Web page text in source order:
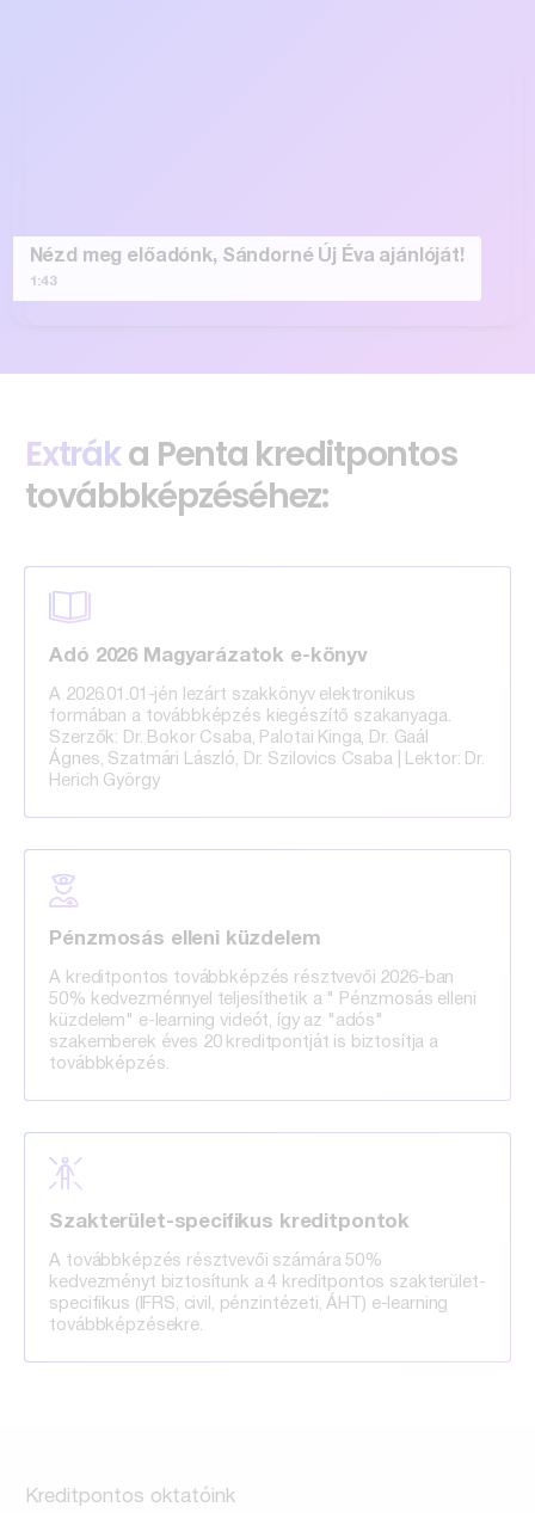
Nézd meg előadónk, Sándorné Új Éva ajánlóját!
1:43
Extráka Penta kreditpontos
továbbképzéséhez:
Adó 2026 Magyarázatok e-könyv
A 2026.01.01-jén lezárt szakkönyv elektronikus
formában a továbbképzés kiegészítő szakanyaga.
Szerzők: Dr. Bokor Csaba, Palotai Kinga, Dr. Gaál
Ágnes, Szatmári László, Dr. Szilovics Csaba | Lektor: Dr.
Herich György
Pénzmosás elleni küzdelem
A kreditpontos továbbképzés résztvevői 2026-ban
50% kedvezménnyel teljesíthetik a " Pénzmosás elleni
küzdelem" e-learning videót, így az "adós"
szakemberek éves 20 kreditpontját is biztosítja a
továbbképzés.
Szakterület-specifikus kreditpontok
A továbbképzés résztvevői számára 50%
kedvezményt biztosítunk a 4 kreditpontos szakterület-
specifikus (IFRS, civil, pénzintézeti, ÁHT) e-learning
továbbképzésekre.
Kreditpontos oktatóink